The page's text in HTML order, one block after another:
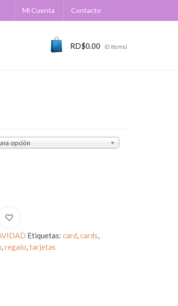
Mi Cuenta Contacto
RD$0.00 (0 items)
opción
Etiquetas:card,cards,
,regalo,tarjetas